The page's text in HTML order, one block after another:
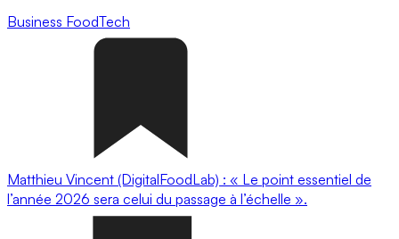
Business FoodTech
Matthieu Vincent (DigitalFoodLab) : « Le point essentiel de
l’année 2026 sera celui du passage à l’échelle ».